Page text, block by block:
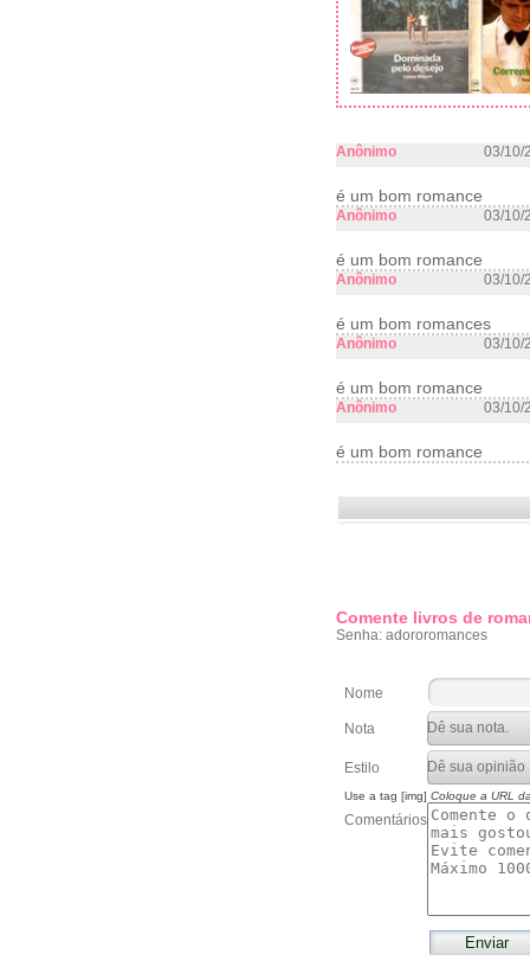
Anônimo 03/10/
é um bom romance
Anônimo 03/10/
é um bom romance
Anônimo 03/10/
é um bom romances
Anônimo 03/10/
é um bom romance
Anônimo 03/10/
é um bom romance
Comente livros de
Senha: adororomances
Nome
Nota
Estilo
Use a tag [img] Coloque a URL
Comentários